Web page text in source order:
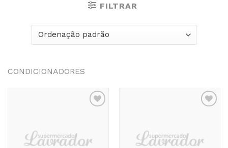
FILTRAR
CONDICIONADORES
Favoritos
Favoritos